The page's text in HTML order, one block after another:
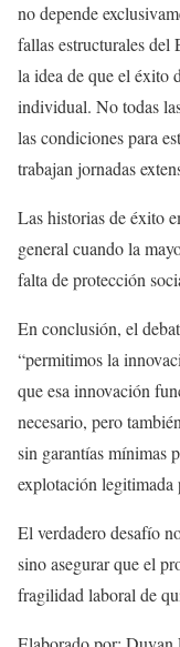
no depende
fallas estructurales del
la idea de que el éxito
individual. No todas
las condiciones para
trabajan jornadas
Las historias de éxito
general cuando la
falta de protección
En conclusión, el
“permitimos la
que esa innovación
necesario, pero
sin garantías mínimas
explotación legitimada
El verdadero desafío
sino asegurar que el
fragilidad laboral de